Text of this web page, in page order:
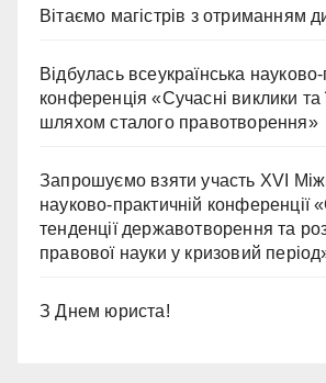
Вітаємо магістрів з отриманням
Відбулась всеукраїнська
конференція «Сучасні виклики та
шляхом сталого правотворення»
Запрошуємо взяти участь ХVІ
науково-практичній конференції
тенденції державотворення та
правової науки у кризовий
З Днем юриста!